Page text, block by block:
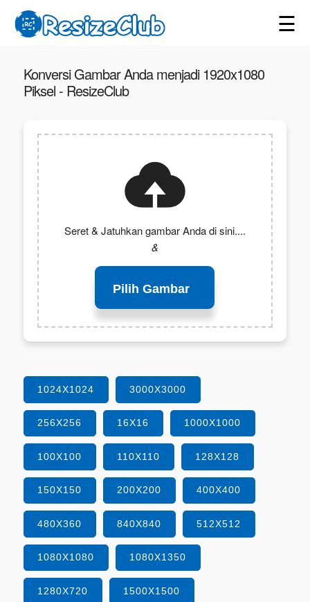
☰
Konversi Gambar Anda menjadi 1920x1080
Piksel - ResizeClub
Seret & Jatuhkan gambar Anda di sini....
&
Pilih Gambar
1024X1024 3000X3000
256X256 16X16 1000X1000
100X100 110X110 128X128
150X150 200X200 400X400
480X360 840X840 512X512
1080X1080 1080X1350
1280X720 1500X1500